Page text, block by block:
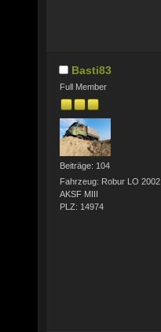
Basti83
Full Member
Beiträge: 104
Fahrzeug: Robur LO 2002
AKSF MIII
PLZ: 14974